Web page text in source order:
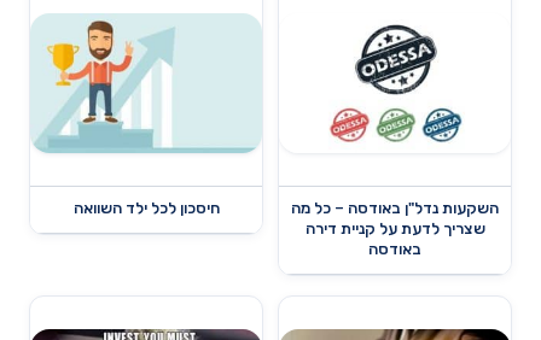
השקעות נדל"ן באודסה – כל מה
שצריך לדעת על קניית דירה
באודסה
חיסכון לכל ילד השוואה